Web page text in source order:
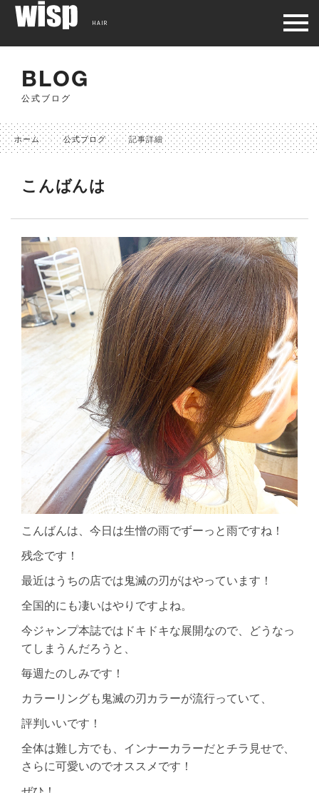
BLOG
公式ブログ
ホーム 公式ブログ 記事詳細
こんばんは
こんばんは、今日は生憎の雨でずーっと雨ですね！
残念です！
最近はうちの店では鬼滅の刃がはやっています！
全国的にも凄いはやりですよね。
今ジャンプ本誌ではドキドキな展開なので、どうなっ
てしまうんだろうと、
毎週たのしみです！
カラーリングも鬼滅の刃カラーが流行っていて、
評判いいです！
全体は難し方でも、インナーカラーだとチラ見せで、
さらに可愛いのでオススメです！
HAIR